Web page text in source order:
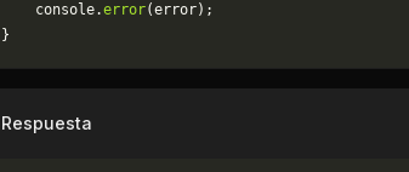
	console.
error(error);
}
Respuesta